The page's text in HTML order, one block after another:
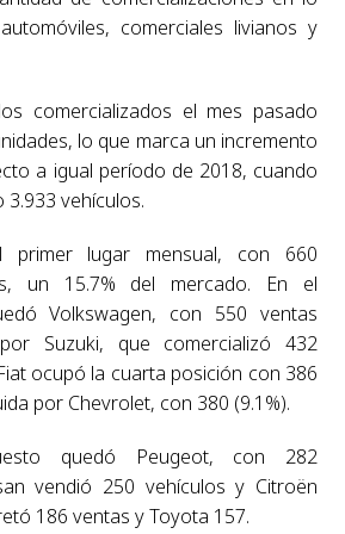
comerciales livianos y
comercializados el mes pasado
lo que marca un incremento
a igual período de 2018, cuando
vehículos.
primer lugar mensual, con 660
un 15.7% del mercado. En el
Volkswagen, con 550 ventas
Suzuki, que comercializó 432
ocupó la cuarta posición con 386
por Chevrolet, con 380 (9.1%).
quedó Peugeot, con 282
vendió 250 vehículos y Citroën
186 ventas y Toyota 157.